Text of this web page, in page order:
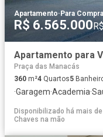
Apartamento·Para
R$ 6.565.000
Praça das Manacás
360 m²4 Quartos5
·Garagem·Academia·
Disponibilizado há mais
Chaves na mão